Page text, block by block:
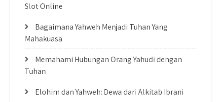
Slot Online
Bagaimana Yahweh Menjadi Tuhan Yang
Mahakuasa
Memahami Hubungan Orang Yahudi dengan
Tuhan
Elohim dan Yahweh: Dewa dari Alkitab Ibrani